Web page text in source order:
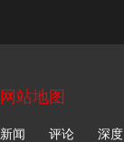
网站地图
新闻 评论 深度